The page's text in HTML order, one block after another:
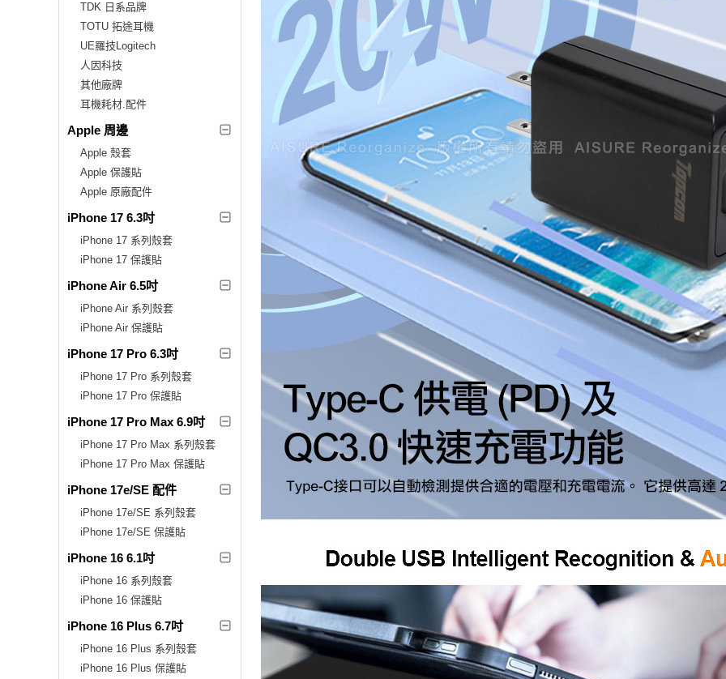
TDK 日系品牌
TOTU 拓途耳機
UE羅技Logitech
人因科技
其他廠牌
耳機耗材.配件
Apple 周邊
Apple 殼套
Apple 保護貼
Apple 原廠配件
iPhone 17 6.3吋
iPhone 17 系列殼套
iPhone 17 保護貼
iPhone Air 6.5吋
iPhone Air 系列殼套
iPhone Air 保護貼
iPhone 17 Pro 6.3吋
iPhone 17 Pro 系列殼套
iPhone 17 Pro 保護貼
iPhone 17 Pro Max 6.9吋
iPhone 17 Pro Max 系列殼套
iPhone 17 Pro Max 保護貼
iPhone 17e/SE 配件
iPhone 17e/SE 系列殼套
iPhone 17e/SE 保護貼
iPhone 16 6.1吋
iPhone 16 系列殼套
iPhone 16 保護貼
iPhone 16 Plus 6.7吋
iPhone 16 Plus 系列殼套
iPhone 16 Plus 保護貼